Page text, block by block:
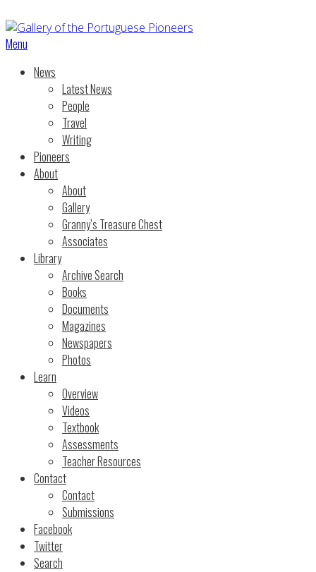
Menu
News
Latest News
People
Travel
Writing
Pioneers
About
About
Gallery
Granny’s Treasure Chest
Associates
Library
Archive Search
Books
Documents
Magazines
Newspapers
Photos
Learn
Overview
Videos
Textbook
Assessments
Teacher Resources
Contact
Contact
Submissions
Facebook
Twitter
Search